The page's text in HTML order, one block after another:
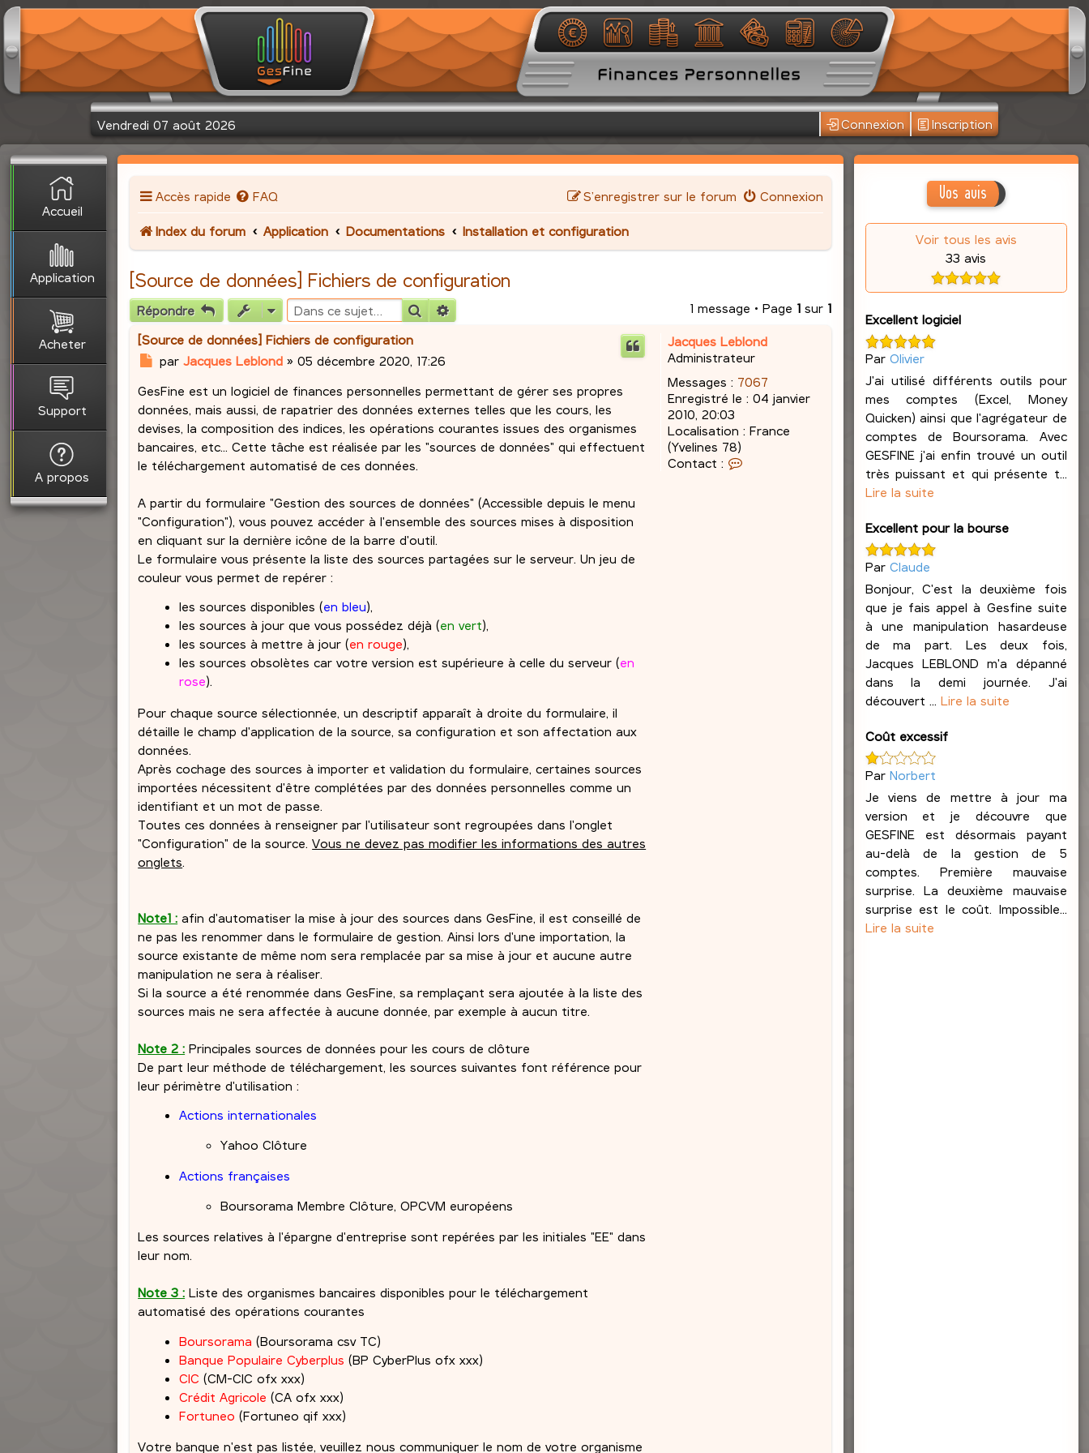
Vendredi 07 août 2026 Connexion Inscription
Accueil
Application
Acheter
Support
A propos
Accès rapide FAQ Connexion
S’enregistrer sur le forum
Index du forum Application Documentations Installation et configuration
[Source de données] Fichiers de configuration
Répondre Rechercher 1 message • Page 1sur 1
Jacques Leblond
Administrateur
Messages : 7067
Enregistré le : 04 janvier
2010, 20:03
Localisation : France
(Yvelines 78)
Contact :
[Source de données] Fichiers de configuration
M
s
s
a
e
par Jacques Leblond » 05 décembre 2020, 17:26
GesFine est un logiciel de finances personnelles permettant de gérer ses propres
données, mais aussi, de rapatrier des données externes telles que les cours, les
devises, la composition des indices, les opérations courantes issues des organismes
bancaires, etc... Cette tâche est réalisée par les "sources de données" qui effectuent
le téléchargement automatisé de ces données.
A partir du formulaire "Gestion des sources de données" (Accessible depuis le menu
"Configuration"), vous pouvez accéder à l'ensemble des sources mises à disposition
en cliquant sur la dernière icône de la barre d'outil.
Le formulaire vous présente la liste des sources partagées sur le serveur. Un jeu de
couleur vous permet de repérer :
les sources disponibles (en bleu),
les sources à jour que vous possédez déjà (en vert),
les sources à mettre à jour (en rouge),
les sources obsolètes car votre version est supérieure à celle du serveur (en
rose).
Pour chaque source sélectionnée, un descriptif apparaît à droite du formulaire, il
détaille le champ d'application de la source, sa configuration et son affectation aux
données.
Après cochage des sources à importer et validation du formulaire, certaines sources
importées nécessitent d'être complétées par des données personnelles comme un
identifiant et un mot de passe.
Toutes ces données à renseigner par l'utilisateur sont regroupées dans l'onglet
"Configuration" de la source.Vous ne devez pas modifier les informations des autres
onglets
Note1 : afin d'automatiser la mise à jour des sources dans GesFine, il est conseillé de
ne pas les renommer dans le formulaire de gestion. Ainsi lors d'une importation, la
source existante de même nom sera remplacée par sa mise à jour et aucune autre
manipulation ne sera à réaliser.
Si la source a été renommée dans GesFine, sa remplaçant sera ajoutée à la liste des
sources mais ne sera affectée à aucune donnée, par exemple à aucun titre.
Note 2 : Principales sources de données pour les cours de clôture
De part leur méthode de téléchargement, les sources suivantes font référence pour
leur périmètre d'utilisation :
Actions internationales
Yahoo Clôture
Actions françaises
Boursorama Membre Clôture, OPCVM européens
Les sources relatives à l'épargne d'entreprise sont repérées par les initiales "EE" dans
leur nom.
Note 3 : Liste des organismes bancaires disponibles pour le téléchargement
automatisé des opérations courantes
Boursorama (Boursorama csv TC)
Banque Populaire Cyberplus (BP CyberPlus ofx xxx)
CIC (CM-CIC ofx xxx)
Crédit Agricole (CA ofx xxx)
Fortuneo (Fortuneo qif xxx)
Votre banque n'est pas listée, veuillez nous communiquer le nom de votre organisme
Vos avis
Voir tous les avis
33 avis
Excellent logiciel
Par Olivier
J'ai utilisé différents outils pour
mes comptes (Excel, Money
Quicken) ainsi que l'agrégateur de
comptes de Boursorama. Avec
GESFINE j'ai enfin trouvé un outil
très puissant et qui présente t...
Lire la suite
Excellent pour la bourse
Par Claude
Bonjour, C'est la deuxième fois
que je fais appel à Gesfine suite
à une manipulation hasardeuse
de ma part. Les deux fois,
Jacques LEBLOND m'a dépanné
dans la demi journée. J'ai
découvert ... Lire la suite
Coût excessif
Par Norbert
Je viens de mettre à jour ma
version et je découvre que
GESFINE est désormais payant
au-delà de la gestion de 5
comptes. Première mauvaise
surprise. La deuxième mauvaise
surprise est le coût. Impossible...
Lire la suite